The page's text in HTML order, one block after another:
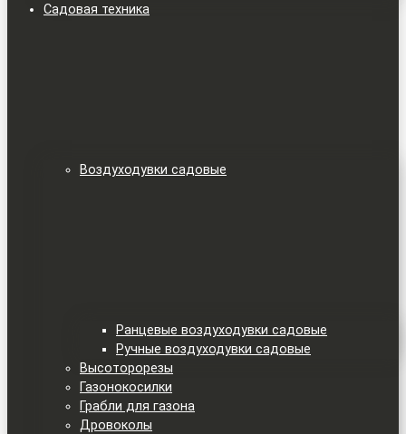
Садовая техника
Воздуходувки садовые
Ранцевые воздуходувки садовые
Ручные воздуходувки садовые
Высоторорезы
Газонокосилки
Грабли для газона
Дровоколы